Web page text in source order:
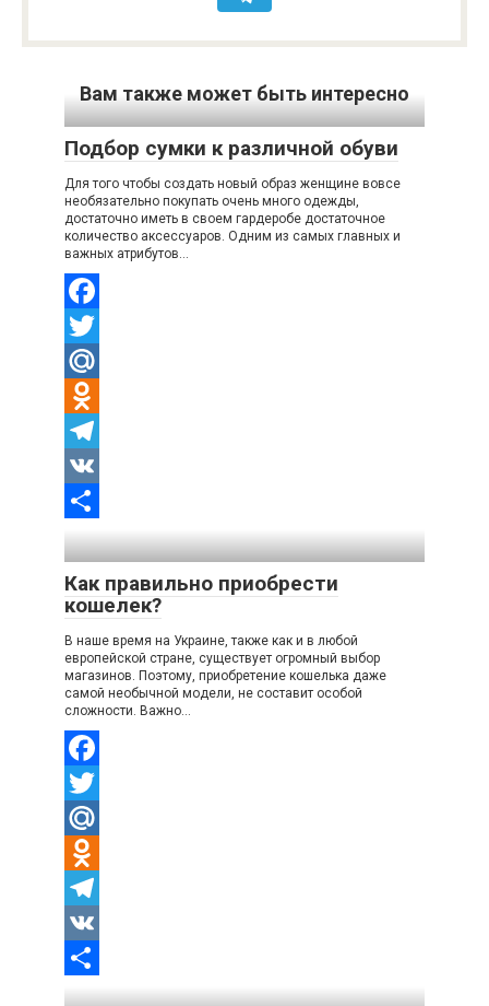
Вам также может быть интересно
Подбор сумки к различной обуви
Для того чтобы создать новый образ женщине вовсе
необязательно покупать очень много одежды,
достаточно иметь в своем гардеробе достаточное
количество аксессуаров. Одним из самых главных и
важных атрибутов…
Facebook
Twitter
Mail.Ru
Odnoklassniki
Telegram
VK
Как правильно приобрести
кошелек?
В наше время на Украине, также как и в любой
европейской стране, существует огромный выбор
магазинов. Поэтому, приобретение кошелька даже
самой необычной модели, не составит особой
сложности. Важно…
Facebook
Twitter
Mail.Ru
Odnoklassniki
Telegram
VK